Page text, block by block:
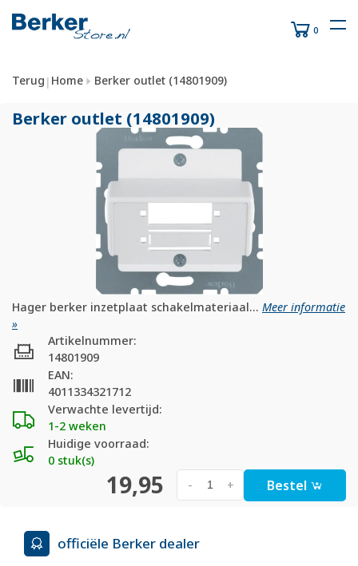
0
Terug | Home Berker outlet (14801909)
Berker outlet (14801909)
Hager berker inzetplaat schakelmateriaal... Meer informatie
»
Verwachte levertijd:
1-2 weken
Huidige voorraad:
0 stuk(s)
Artikelnummer:
14801909
EAN:
4011334321712
19,95 +
- Bestel
officiële Berker dealer